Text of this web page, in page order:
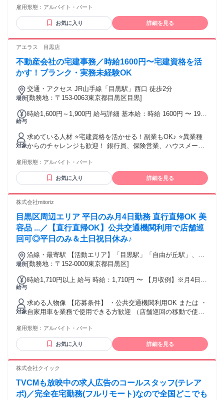
界未経験からの転職も応援します！ ✅必須条件 宅地建物取引
士（宅建士）資格 ※専任登録が必須です ✅ こんな方は大歓迎
です！ ・実務未経験、またはブランクがある方 ・PCの基本
われることに やりがいを感じる方 ༶ ༶ ༶ ༶ ༶ ༶ ༶ ༶ ༶ ༶ ༶ ༶ ༶
採用！✨ ┗━━━━━━━━━━━┛ 「子育てが落ち着いた
から復職したい」 という方も大歓迎です。 ◎フリーター歓迎
༶ ༶ ༶ ༶ ༶ ༶ ༶ ༶ ༶ ༶ ༶ ༶ ༶ ༶ ༶ ༶ ༶ ༶
┏━━━━━━━━━━━━┓ ✨こんな方ならば大歓迎！✨
たい 〇安定した環境で長く働きたい 〇コツコツ感謝される仕
不動産業界で働きたい ༶ ༶ ༶ ༶ ༶ ༶ ༶ ༶ ༶ ༶ ༶ ༶ ༶ ༶ ༶ ༶ ༶ ༶ ༶
雇用形態： アルバイト・パート
お気に入り 詳細を見る
アエラス 目黒店
不動産会社の宅建事務／時給1600円〜宅建資格を活
かす！ブランク・実務未経験OK
場所
交通・アクセス JR山手線「目黒駅」西口 徒歩2分
[勤務地：〒153-0063東京都目黒区目黒]
給与
時給1,600円～1,900円 給与詳細 基本給：時給 1600円 〜 1900
対象
求めている人材 ⭐宅建資格を活かせる！副業もOK♪ ⭐異業種
からのチャレンジも歓迎！ 銀行員、保険営業、ハウスメーカ
界未経験からの転職も応援します！ ✅必須条件 宅地建物取引
士（宅建士）資格 ※専任登録が必須です ✅ こんな方は大歓迎
です！ ・実務未経験、またはブランクがある方 ・PCの基本
われることに やりがいを感じる方 ༶ ༶ ༶ ༶ ༶ ༶ ༶ ༶ ༶ ༶ ༶ ༶ ༶
採用！✨ ┗━━━━━━━━━━━┛ 「子育てが落ち着いた
から復職したい」 という方も大歓迎です。 ◎フリーター歓迎
◎未経験・初心者・ブランクOK （充実の研修制度あり！） ༶
༶ ༶ ༶ ༶ ༶ ༶ ༶ ༶ ༶ ༶ ༶ ༶ ༶ ༶ ༶ ༶ ༶ ༶
┏━━━━━━━━━━━━┓ ✨こんな方ならば大歓迎！✨
┗━━━━━━━━━━━━┛ 〇宅建士資格を活かして働き
事がしたい 〇柔軟な対応ができる 〇ノルマや営業は苦手だが
雇用形態： アルバイト・パート
お気に入り 詳細を見る
株式会社mitoriz
目黒区周辺エリア 平日のみ月4日勤務 直行直帰OK 美
容品 ...／【直行直帰OK】公共交通機関利用で店舗巡
回可◎平日のみ＆土日祝日休み♪
場所
沿線・最寄駅 【活動エリア】「目黒駅」「自由が丘駅」、そ
の他周辺エリア
[勤務地：〒152-0000東京都目黒区]
給与
時給1,710円以上 給与 時給：1,710円 〜 【月収例】※月4日勤
■交通費全額支給 ※ガソリン代当社規定により支給 ※その
他：駐車場代・高速代全額実費支給 ※公共交通機関料金全額
支給 ■車両手当有り(規定あり) 試用期間 試用期間：あり 期
間：2ヶ月 条件：本採用時と同様 同待遇
対象
求める人物像 【応募条件】 ・公共交通機関利用OK または ・
自家用車を業務で使用できる方歓迎 （店舗巡回の移動で使用
で使用します） 特別な資格や経験は不要です。 研修や同行サ
ポートがあるため、 安心してスタートできます。 【こんな方
におすすめ！】 ・美容商品や日用品が好きな方 ・ドラッグス
庭と両立したい方 ・売場づくりや商品陳列が好きな方 ・コツ
ベートと両立しながら 無理なく続けられるお仕事です。 学歴
学歴不問
雇用形態： アルバイト・パート
お気に入り 詳細を見る
株式会社クイック
TVCMも放映中の求人広告のコールスタッフ(テレア
ポ)／完全在宅勤務(フルリモート)なので全国どこでも